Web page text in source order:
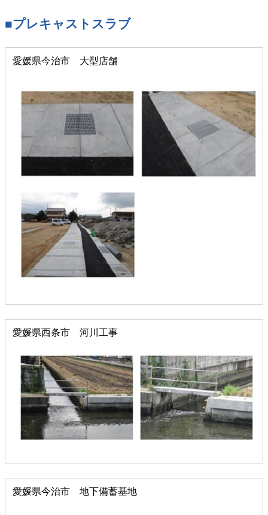
■プレキャストスラブ
愛媛県今治市 大型店舗
愛媛県西条市 河川工事
愛媛県今治市 地下備蓄基地